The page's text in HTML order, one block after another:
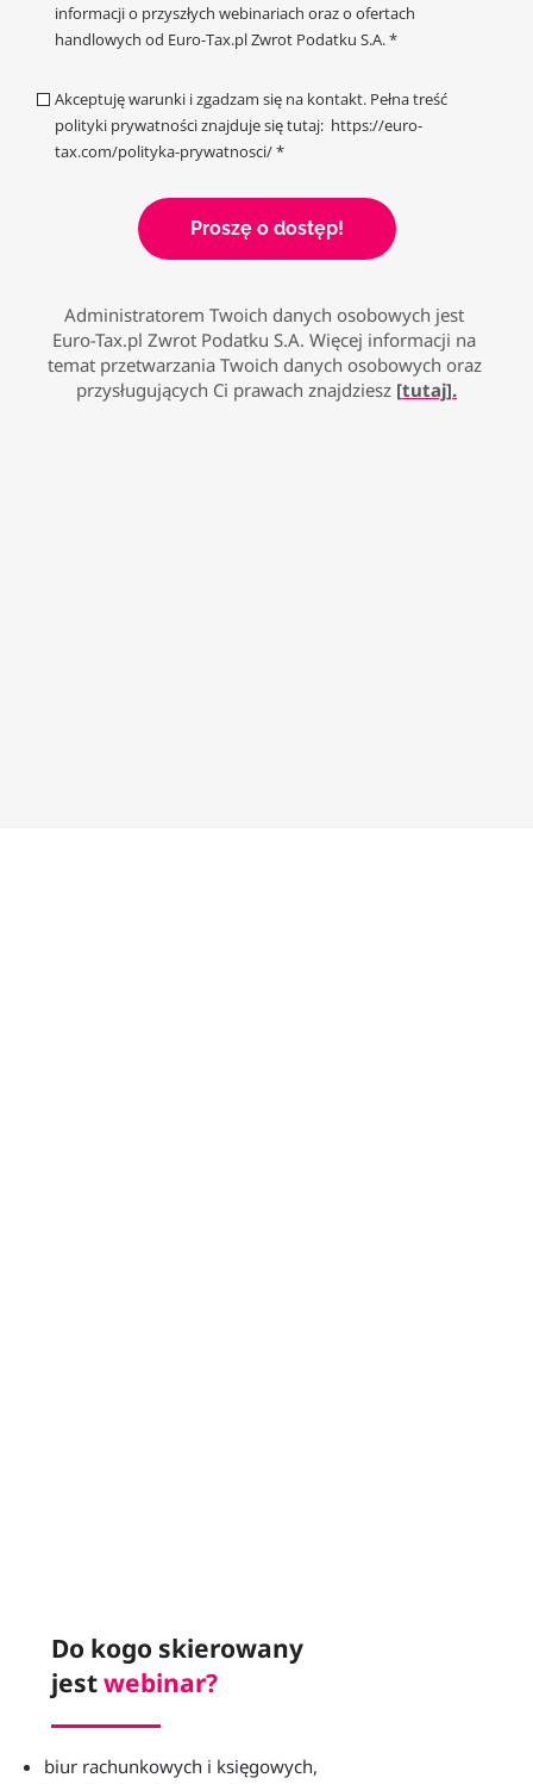
informacji o przyszłych webinariach oraz o ofertach
handlowych od Euro-Tax.pl Zwrot Podatku S.A. *
Akceptuję warunki i zgadzam się na kontakt. Pełna treść
polityki prywatności znajduje się tutaj: https://euro-
tax.com/polityka-prywatnosci/ *
Proszę o dostęp!
Administratorem Twoich danych osobowych jest
Euro-Tax.pl Zwrot Podatku S.A. Więcej informacji na
temat przetwarzania Twoich danych osobowych oraz
przysługujących Ci prawach znajdziesz [tutaj].
Do kogo skierowany
jest webinar?
biur rachunkowych i księgowych,